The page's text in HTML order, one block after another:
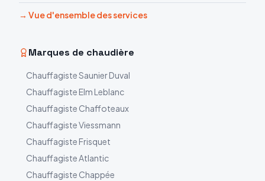
→ Vue d'ensemble des services
Marques de chaudière
ChauffagisteSaunier Duval
Chauffagiste Elm Leblanc
Chauffagiste Chaffoteaux
ChauffagisteViessmann
Chauffagiste Frisquet
ChauffagisteAtlantic
Chauffagiste Chappée